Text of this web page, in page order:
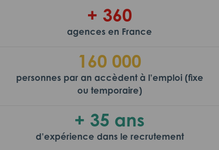
+ 360
agences en France
160 000
personnes par an accèdent à l’emploi (fixe
ou temporaire)
+ 35 ans
d’expérience dans le recrutement